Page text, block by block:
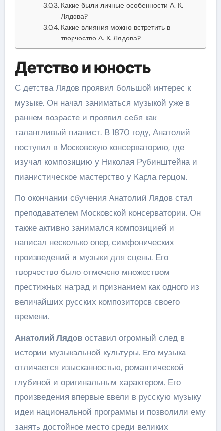
Какие были личные особенности А. К.
Лядова?
Какие влияния можно встретить в
творчестве А. К. Лядова?
Детство и юность
С детства Лядов проявил большой интерес к
музыке. Он начал заниматься музыкой уже в
раннем возрасте и проявил себя как
талантливый пианист. В 1870 году, Анатолий
поступил в Московскую консерваторию, где
изучал композицию у Николая Рубинштейна и
пианистическое мастерство у Карла герцом.
По окончании обучения Анатолий Лядов стал
преподавателем Московской консерватории. Он
также активно занимался композицией и
написал несколько опер, симфонических
произведений и музыки для сцены. Его
творчество было отмечено множеством
престижных наград и признанием как одного из
величайших русских композиторов своего
времени.
Анатолий Лядовоставил огромный след в
истории музыкальной культуры. Его музыка
отличается изысканностью, романтической
глубиной и оригинальным характером. Его
произведения впервые ввели в русскую музыку
идеи национальной программы и позволили ему
занять достойное место среди великих